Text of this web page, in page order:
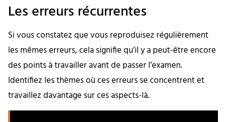
Les erreurs récurrentes
Si vous constatez que vous reproduisez régulièrement
les mêmes erreurs, cela signifie qu’il y a peut-être encore
des points à travailler avant de passer l’examen.
Identifiez les thèmes où ces erreurs se concentrent et
travaillez davantage sur ces aspects-là.